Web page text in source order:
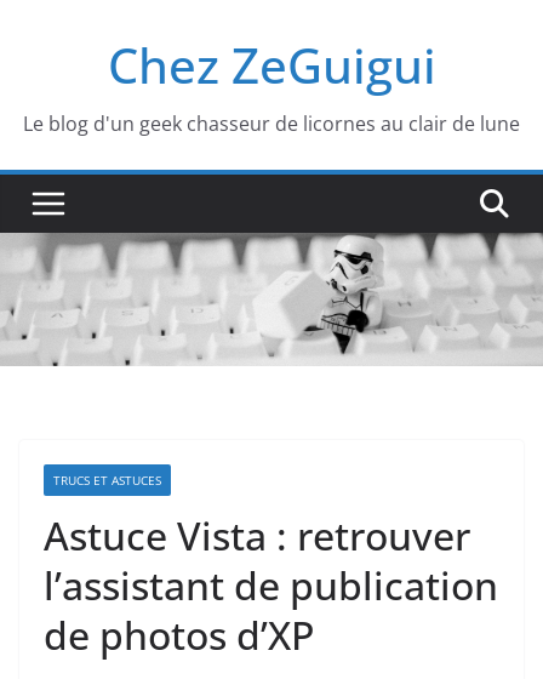
Chez ZeGuigui
Le blog d'un geek chasseur de licornes au clair de lune
TRUCS ET ASTUCES
Astuce Vista : retrouver
l’assistant de publication
de photos d’XP